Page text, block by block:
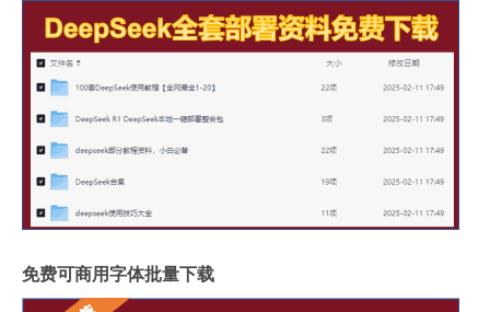
免费可商用字体批量下载